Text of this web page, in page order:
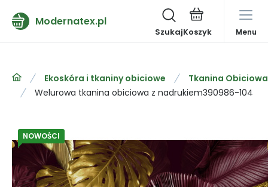
Modernatex.pl
Szukaj Menu
Ekoskóra i tkaniny obiciowe
Tkanina Obiciowa
Welurowa tkanina obiciowa z nadrukiem390986-104
NOWOŚCI